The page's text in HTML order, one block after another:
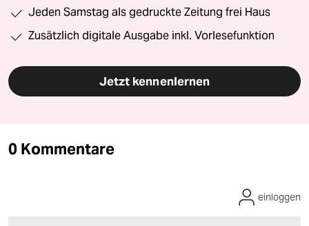
Jeden Samstag als gedruckte Zeitung frei Haus
Zusätzlich digitale Ausgabe inkl. Vorlesefunktion
Jetzt kennenlernen
0 Kommentare
einloggen